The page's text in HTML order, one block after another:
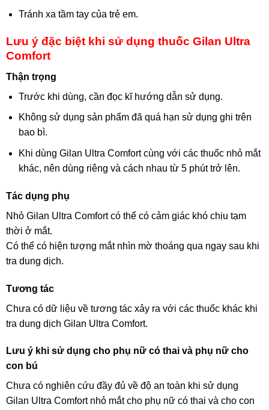
Tránh xa tầm tay của trẻ em.
Lưu ý đặc biệt khi sử dụng thuốc Gilan Ultra
Comfort
Thận trọng
Trước khi dùng, cần đọc kĩ hướng dẫn sử dụng.
Không sử dụng sản phẩm đã quá hạn sử dụng ghi trên
bao bì.
Khi dùng Gilan Ultra Comfort cùng với các thuốc nhỏ mắt
khác, nên dùng riêng và cách nhau từ 5 phút trở lên.
Tác dụng phụ
Nhỏ Gilan Ultra Comfort có thể có cảm giác khó chịu tạm
thời ở mắt.
Có thể có hiện tượng mắt nhìn mờ thoáng qua ngay sau khi
tra dung dịch.
Tương tác
Chưa có dữ liệu về tương tác xảy ra với các thuốc khác khi
tra dung dịch Gilan Ultra Comfort.
Lưu ý khi sử dụng cho phụ nữ có thai và phụ nữ cho
con bú
Chưa có nghiên cứu đầy đủ về độ an toàn khi sử dụng
Gilan Ultra Comfort nhỏ mắt cho phụ nữ có thai và cho con